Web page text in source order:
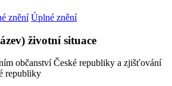
znění Úplné znění
životní situace
občanství České republiky a zjišťování
republiky